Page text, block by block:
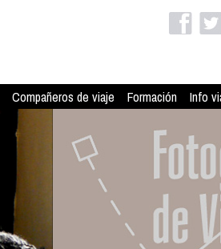
Compañeros de viaje Formación Info